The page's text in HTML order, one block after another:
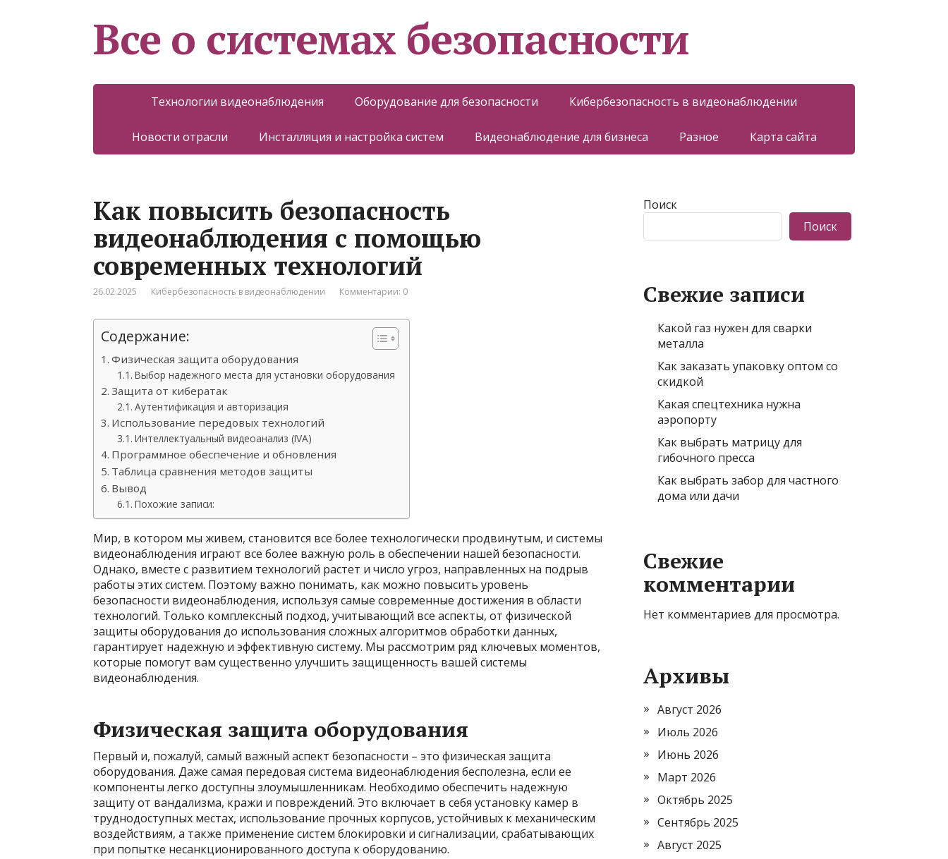
Все о системах безопасности
Технологии видеонаблюдения Оборудование для безопасности Кибербезопасность в видеонаблюдении
Новости отрасли Инсталляция и настройка систем Видеонаблюдение для бизнеса Разное Карта сайта
Как повысить безопасность
видеонаблюдения с помощью
современных технологий
26.02.2025 Кибербезопасность в видеонаблюдении Комментарии: 0
Содержание:
Физическая защита оборудования
Выбор надежного места для установки оборудования
Защита от кибератак
Аутентификация и авторизация
Использование передовых технологий
Интеллектуальный видеоанализ (IVA)
Программное обеспечение и обновления
Таблица сравнения методов защиты
Вывод
Похожие записи:
Мир, в котором мы живем, становится все более технологически продвинутым, и системы
видеонаблюдения играют все более важную роль в обеспечении нашей безопасности.
Однако, вместе с развитием технологий растет и число угроз, направленных на подрыв
работы этих систем. Поэтому важно понимать, как можно повысить уровень
безопасности видеонаблюдения, используя самые современные достижения в области
технологий. Только комплексный подход, учитывающий все аспекты, от физической
защиты оборудования до использования сложных алгоритмов обработки данных,
гарантирует надежную и эффективную систему. Мы рассмотрим ряд ключевых моментов,
которые помогут вам существенно улучшить защищенность вашей системы
видеонаблюдения.
Физическая защита оборудования
Первый и, пожалуй, самый важный аспект безопасности – это физическая защита
оборудования. Даже самая передовая система видеонаблюдения бесполезна, если ее
компоненты легко доступны злоумышленникам. Необходимо обеспечить надежную
защиту от вандализма, кражи и повреждений. Это включает в себя установку камер в
труднодоступных местах, использование прочных корпусов, устойчивых к механическим
воздействиям, а также применение систем блокировки и сигнализации, срабатывающих
при попытке несанкционированного доступа к оборудованию.
Поиск
Поиск
Свежие записи
Какой газ нужен для сварки
металла
Как заказать упаковку оптом со
скидкой
Какая спецтехника нужна
аэропорту
Как выбрать матрицу для
гибочного пресса
Как выбрать забор для частного
дома или дачи
Свежие
комментарии
Нет комментариев для просмотра.
Архивы
Август 2026
Июль 2026
Июнь 2026
Март 2026
Октябрь 2025
Сентябрь 2025
Август 2025